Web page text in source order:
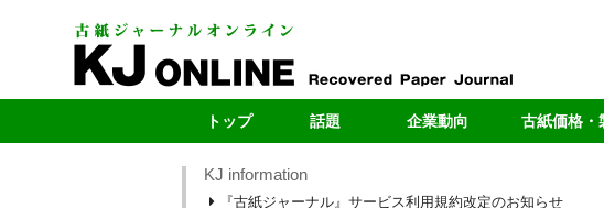
トップ 話題 企業動向 古紙価格・
KJ information
『古紙ジャーナル』サービス利用規約改定のお知らせ